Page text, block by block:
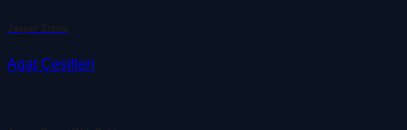
Jasper Zebra
Agat Çeşitleri